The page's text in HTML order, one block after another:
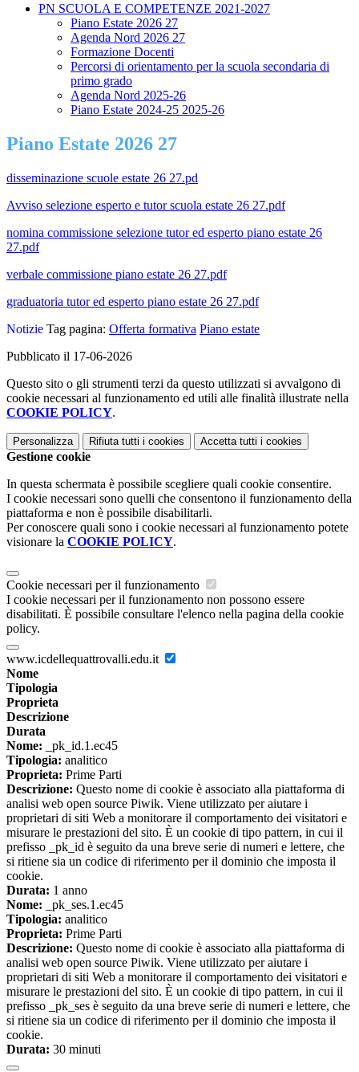
PN SCUOLA E COMPETENZE 2021-2027
Piano Estate 2026 27
Agenda Nord 2026 27
Formazione Docenti
Percorsi di orientamento per la scuola secondaria di
primo grado
Agenda Nord 2025-26
Piano Estate 2024-25 2025-26
Piano Estate 2026 27
disseminazione scuole estate 26 27.pd
Avviso selezione esperto e tutor scuola estate 26 27.pdf
nomina commissione selezione tutor ed esperto piano estate 26
27.pdf
verbale commissione piano estate 26 27.pdf
graduatoria tutor ed esperto piano estate 26 27.pdf
Notizie Tag pagina: Offerta formativa Piano estate
Pubblicato il 17-06-2026
Questo sito o gli strumenti terzi da questo utilizzati si avvalgono di
cookie necessari al funzionamento ed utili alle finalità illustrate nella
COOKIE POLICY.
Personalizza Rifiuta tutti i cookies Accetta tutti i cookies
Gestione cookie
In questa schermata è possibile scegliere quali cookie consentire.
I cookie necessari sono quelli che consentono il funzionamento della
piattaforma e non è possibile disabilitarli.
Per conoscere quali sono i cookie necessari al funzionamento potete
visionare la COOKIE POLICY.
Cookie necessari per il funzionamento
I cookie necessari per il funzionamento non possono essere
disabilitati. È possibile consultare l'elenco nella pagina della cookie
policy.
www.icdellequattrovalli.edu.it
Nome
Tipologia
Proprieta
Descrizione
Durata
Nome: _pk_id.1.ec45
Tipologia: analitico
Proprieta: Prime Parti
Descrizione: Questo nome di cookie è associato alla piattaforma di
analisi web open source Piwik. Viene utilizzato per aiutare i
proprietari di siti Web a monitorare il comportamento dei visitatori e
misurare le prestazioni del sito. È un cookie di tipo pattern, in cui il
prefisso _pk_id è seguito da una breve serie di numeri e lettere, che
si ritiene sia un codice di riferimento per il dominio che imposta il
cookie.
Durata: 1 anno
Nome: _pk_ses.1.ec45
Tipologia: analitico
Proprieta: Prime Parti
Descrizione: Questo nome di cookie è associato alla piattaforma di
analisi web open source Piwik. Viene utilizzato per aiutare i
proprietari di siti Web a monitorare il comportamento dei visitatori e
misurare le prestazioni del sito. È un cookie di tipo pattern, in cui il
prefisso _pk_ses è seguito da una breve serie di numeri e lettere, che
si ritiene sia un codice di riferimento per il dominio che imposta il
cookie.
Durata: 30 minuti